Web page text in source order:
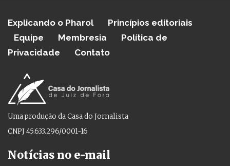
Explicando o Pharol
Princípios editoriais
Equipe
Membresia
Política de
Privacidade
Contato
Uma produção da Casa do Jornalista
CNPJ 45.633.296/0001-16
Notícias no e-mail